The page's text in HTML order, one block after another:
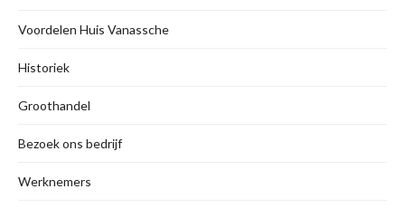
Voordelen Huis Vanassche
Historiek
Groothandel
Bezoek ons bedrijf
Werknemers